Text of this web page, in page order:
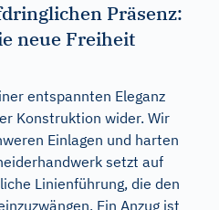
Präsenz:
neue Freiheit
entspannten Eleganz
Konstruktion wider. Wir
Einlagen und harten
setzt auf
Linienführung, die den
Ein Anzug ist